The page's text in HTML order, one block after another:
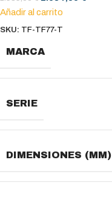
Añadir al carrito
SKU: TF-TF77-T
MARCA
SERIE
DIMENSIONES (MM)